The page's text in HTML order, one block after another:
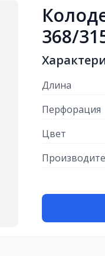
368/
Длина
Перфорация
Цвет